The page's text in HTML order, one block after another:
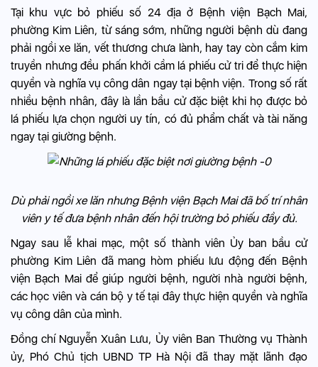
Tại khu vực bỏ phiếu số 24 địa ở Bệnh viện Bạch Mai,
phường Kim Liên, từ sáng sớm, những người bệnh dù đang
phải ngồi xe lăn, vết thương chưa lành, hay tay còn cắm kim
truyền nhưng đều phấn khởi cầm lá phiếu cử tri để thực hiện
quyền và nghĩa vụ công dân ngay tại bệnh viện. Trong số rất
nhiều bệnh nhân, đây là lần bầu cử đặc biệt khi họ được bỏ
lá phiếu lựa chọn người uy tín, có đủ phẩm chất và tài năng
ngay tại giường bệnh.
Dù phải ngồi xe lăn nhưng Bệnh viện Bạch Mai đã bố trí nhân
viên y tế đưa bệnh nhân đến hội trường bỏ phiếu đầy đủ.
Ngay sau lễ khai mạc, một số thành viên Ủy ban bầu cử
phường Kim Liên đã mang hòm phiếu lưu động đến Bệnh
viện Bạch Mai để giúp người bệnh, người nhà người bệnh,
các học viên và cán bộ y tế tại đây thực hiện quyền và nghĩa
vụ công dân của mình.
Đồng chí Nguyễn Xuân Lưu, Ủy viên Ban Thường vụ Thành
ủy, Phó Chủ tịch UBND TP Hà Nội đã thay mặt lãnh đạo